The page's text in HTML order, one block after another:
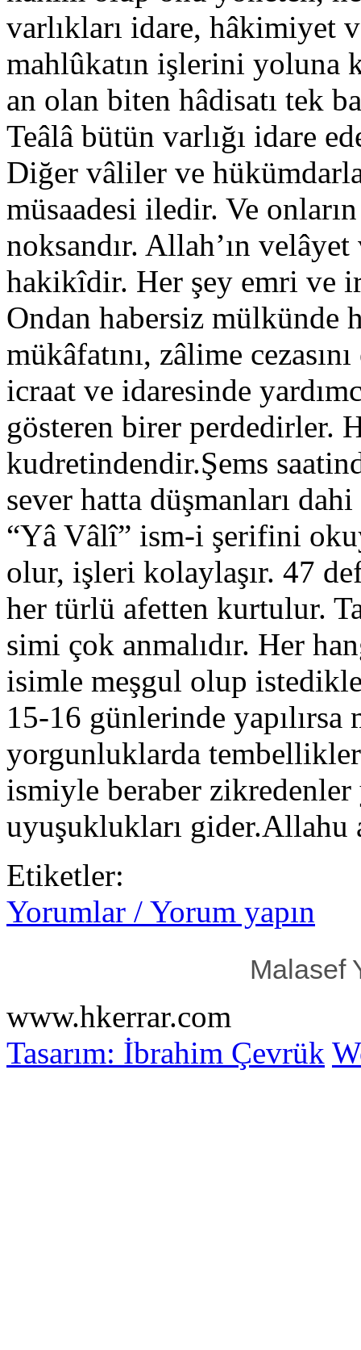
varlıkları idare, hâkimiyet
mahlûkatın işlerini yoluna
an olan biten hâdisatı tek
Teâlâ bütün varlığı idare
Diğer vâliler ve
müsaadesi iledir. Ve
noksandır. Allah’ın
hakikîdir. Her şey emri ve
Ondan habersiz mülkünde
mükâfatını, zâlime
icraat ve idaresinde
gösteren birer perdedirler.
kudretindendir.Şems
sever hatta düşmanları
“Yâ Vâlî” ism-i şerifini
olur, işleri kolaylaşır. 47
her türlü afetten kurtulur.
simi çok anmalıdır. Her
isimle meşgul olup
15-16 günlerinde yapılırsa
yorgunluklarda
ismiyle beraber
uyuşuklukları gider.Allahu
Etiketler:
Yorumlar / Yorum yapın
Malasef
www.hkerrar.com
Tasarım: İbrahim Çevrük